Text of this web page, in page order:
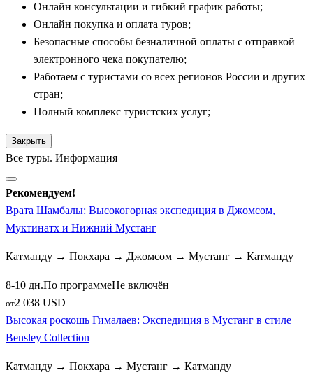
Онлайн консультации и гибкий график работы;
Онлайн покупка и оплата туров;
Безопасные способы безналичной оплаты с отправкой
электронного чека покупателю;
Работаем с туристами со всех регионов России и других
стран;
Полный комплекс туристских услуг;
Закрыть
Все туры. Информация
Рекомендуем!
Врата Шамбалы: Высокогорная экспедиция в Джомсом,
Муктинатх и Нижний Мустанг
Катманду → Покхара → Джомсом → Мустанг → Катманду
8-10 дн.По программеНе включён
от2 038 USD
Высокая роскошь Гималаев: Экспедиция в Мустанг в стиле
Bensley Collection
Катманду → Покхара → Мустанг → Катманду